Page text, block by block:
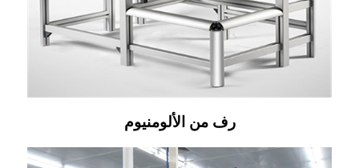
رف من الألومنيوم